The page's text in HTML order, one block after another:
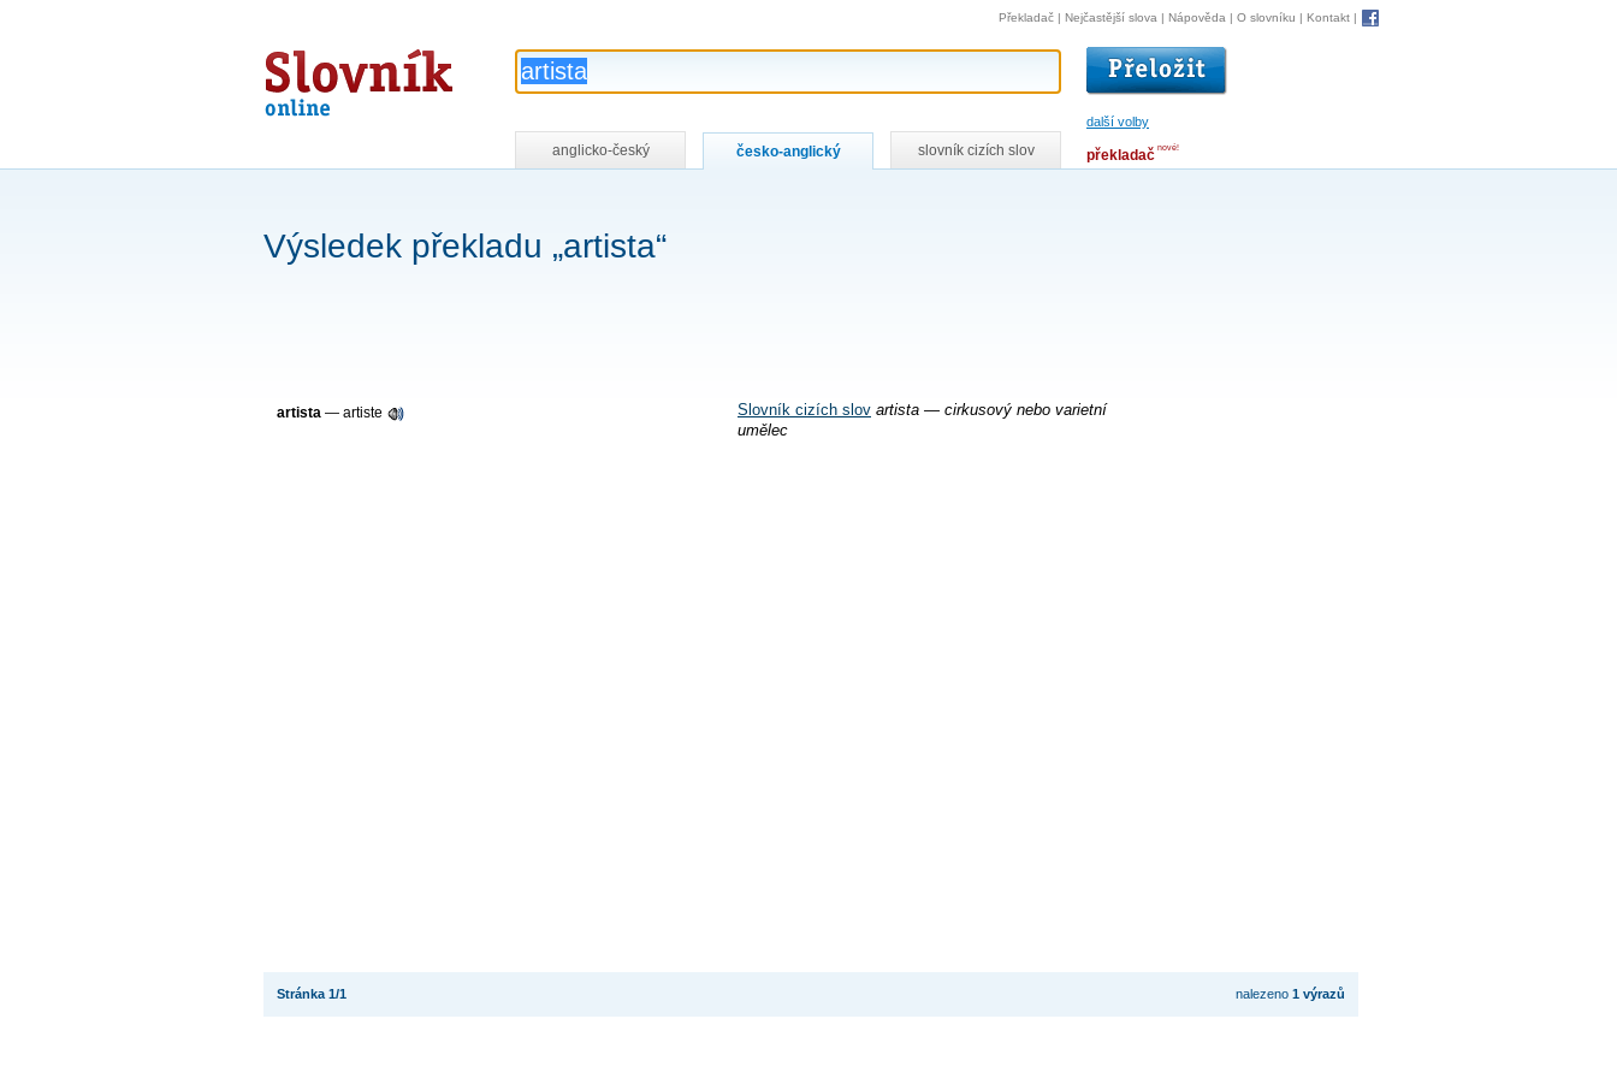
Slovník
online
další volby
Překladač | Nejčastější slova | Nápověda | O slovníku | Kontakt |
anglicko-český česko-anglický slovník cizích slov překladač nové!
Výsledek překladu „artista“
Slovník cizích slov artista — cirkusový nebo varietní
umělec
artista — artiste
nalezeno 1 výrazů
Stránka 1/1